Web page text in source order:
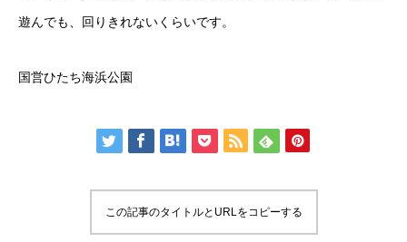
遊んでも、回りきれないくらいです。
国営ひたち海浜公園
この記事のタイトルとURLをコピーする